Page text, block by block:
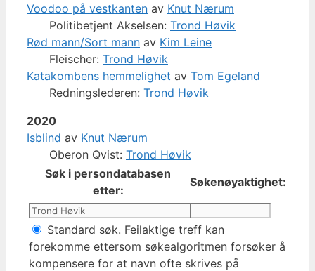
Voodoo på vestkanten av Knut Nærum
Politibetjent Akselsen: Trond Høvik
Rød mann/Sort mann av Kim Leine
Fleischer: Trond Høvik
Katakombens hemmelighet av Tom Egeland
Redningslederen: Trond Høvik
2020
Isblind av Knut Nærum
Oberon Qvist: Trond Høvik
Søk i persondatabasen
etter:
Søkenøyaktighet:
Standard søk. Feilaktige treff kan
forekomme ettersom søkealgoritmen forsøker å
kompensere for at navn ofte skrives på